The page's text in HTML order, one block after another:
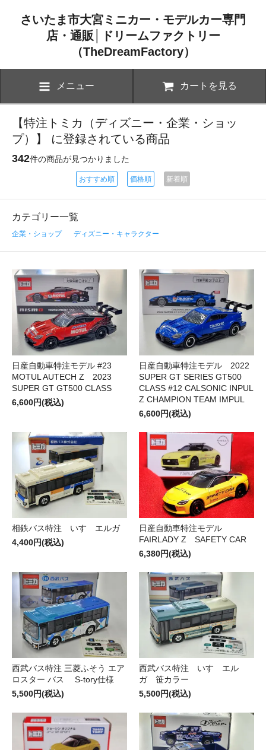
さいたま市大宮ミニカー・モデルカー専門
店・通販│ドリームファクトリー
（TheDreamFactory）
メニュー カートを見る
【特注トミカ（ディズニー・企業・ショッ
プ）】 に登録されている商品
342件の商品が見つかりました
おすすめ順 価格順 新着順
カテゴリー一覧
企業・ショップ ディズニー・キャラクター
日産自動車特注モデル #23
MOTUL AUTECH Z 2023
SUPER GT GT500 CLASS
6,600円(税込)
日産自動車特注モデル 2022
SUPER GT SERIES GT500
CLASS #12 CALSONIC INPUL
Z CHAMPION TEAM IMPUL
6,600円(税込)
相鉄バス特注 いすゞエルガ
4,400円(税込)
日産自動車特注モデル
FAIRLADY Z SAFETY CAR
6,380円(税込)
西武バス特注 三菱ふそう エア
ロスター バス S-tory仕様
5,500円(税込)
西武バス特注 いすゞエル
ガ 笹カラー
5,500円(税込)